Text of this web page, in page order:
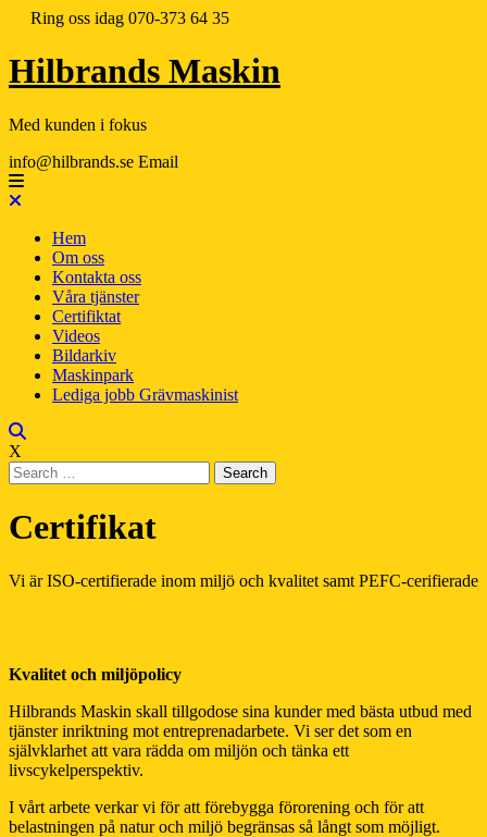
Ring oss idag 070-373 64 35
Hilbrands Maskin
Med kunden i fokus
info@hilbrands.se Email
Hem
Om oss
Kontakta oss
Våra tjänster
Certifiktat
Videos
Bildarkiv
Maskinpark
Lediga jobb Grävmaskinist
X
Certifikat
Vi är ISO-certifierade inom miljö och kvalitet samt PEFC-cerifierade
Kvalitet och miljöpolicy
Hilbrands Maskin skall tillgodose sina kunder med bästa utbud med
tjänster inriktning mot entreprenadarbete. Vi ser det som en
självklarhet att vara rädda om miljön och tänka ett
livscykelperspektiv.
I vårt arbete verkar vi för att förebygga förorening och för att
belastningen på natur och miljö begränsas så långt som möjligt.